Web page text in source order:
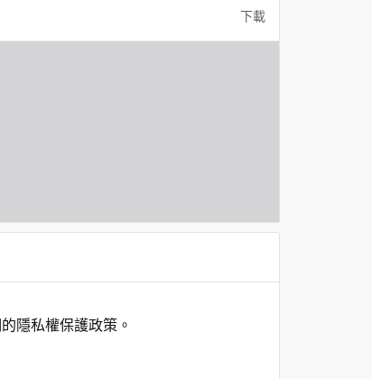
下載
隱私權保護政策。